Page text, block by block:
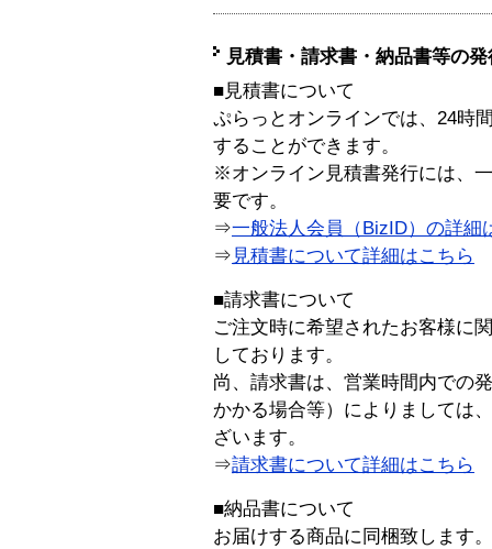
見積書・請求書・納品書等の
■見積書について
ぷらっとオンラインでは、24時
することができます。
※オンライン見積書発行には、
要です。
⇒一般法人会員（BizID）の詳細
⇒ 見積書について詳細はこちら
■請求書について
ご注文時に希望されたお客様に
しております。
尚、請求書は、営業時間内での
かかる場合等）によりましては
ざいます。
⇒請求書について詳細はこちら
■納品書について
お届けする商品に同梱致します。